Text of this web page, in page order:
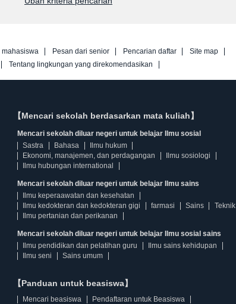
Pesan dari senior Pencarian daftar
Site map
Tentang lingkungan yang direkomendasikan
【Mencari sekolah berdasarkan mata kuliah】
Mencari sekolah diluar negeri untuk belajar Ilmu sosial
Sastra
Bahasa
Ilmu hukum
Ekonomi, manajemen, dan perdagangan
Ilmu sosiologi
Ilmu hubungan international
Mencari sekolah diluar negeri untuk belajar Ilmu sains
Ilmu keperaawatan dan kesehatan
Ilmu kedokteran dan kedokteran gigi
farmasi Sains
Teknik
Ilmu pertanian dan perikanan
Mencari sekolah diluar negeri untuk belajar Ilmu sosial sains
Ilmu pendidikan dan pelatihan guru
Ilmu sains kehidupan
Ilmu seni
Sains umum
【Panduan untuk beasiswa】
Mencari beasiswa
Pendaftaran untuk Beasiswa